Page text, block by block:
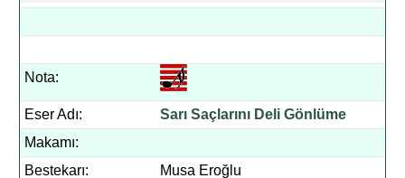
Nota:
Eser Adı:
Sarı Saçlarını Deli Gönlüme
Makamı:
Bestekarı:
Musa Eroğlu